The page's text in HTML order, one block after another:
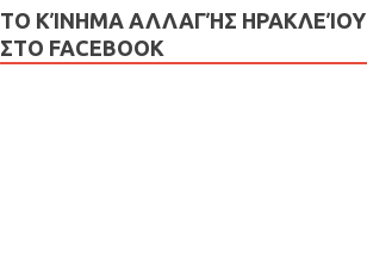
ΤΟ ΚΊΝΗΜΑ ΑΛΛΑΓΉΣ ΗΡΑΚΛΕΊΟΥ
ΣΤΟ FACEBOOK